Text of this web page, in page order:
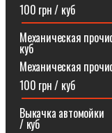
100 грн / куб
Механическая
куб
Механическая
100 грн / куб
Выкачка
/ куб